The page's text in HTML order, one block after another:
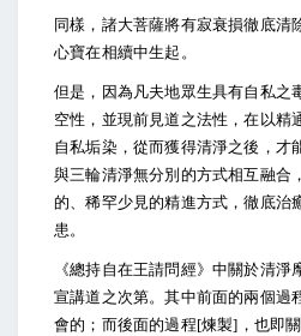
同樣，諸大菩薩將有寂衰損徹底清
心寶在相續中生起。
但是，因為凡夫地眾生具有自私之
空性，並現前見道之法性，在以精
自私垢染，從而獲得清淨之後，才
與三輪清淨無分別的方式相互融合
的、稀罕少見的精進方式，徹底治
患。
《總持自在王請問經》中關於清淨
宣講道之次第。其中前面的兩個過
會的；而後面的過程[煉製]，也即